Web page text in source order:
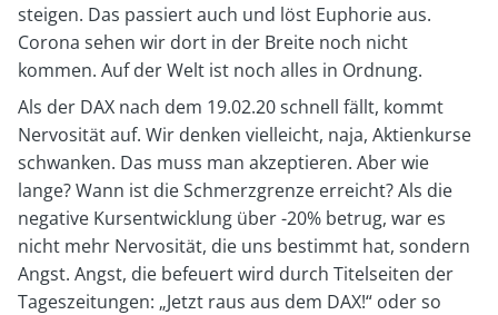
steigen. Das passiert auch und löst Euphorie aus.
Corona sehen wir dort in der Breite noch nicht
kommen. Auf der Welt ist noch alles in Ordnung.
Als der DAX nach dem 19.02.20 schnell fällt, kommt
Nervosität auf. Wir denken vielleicht, naja, Aktienkurse
schwanken. Das muss man akzeptieren. Aber wie
lange? Wann ist die Schmerzgrenze erreicht? Als die
negative Kursentwicklung über -20% betrug, war es
nicht mehr Nervosität, die uns bestimmt hat, sondern
Angst. Angst, die befeuert wird durch Titelseiten der
Tageszeitungen: „Jetzt raus aus dem DAX!“ oder so